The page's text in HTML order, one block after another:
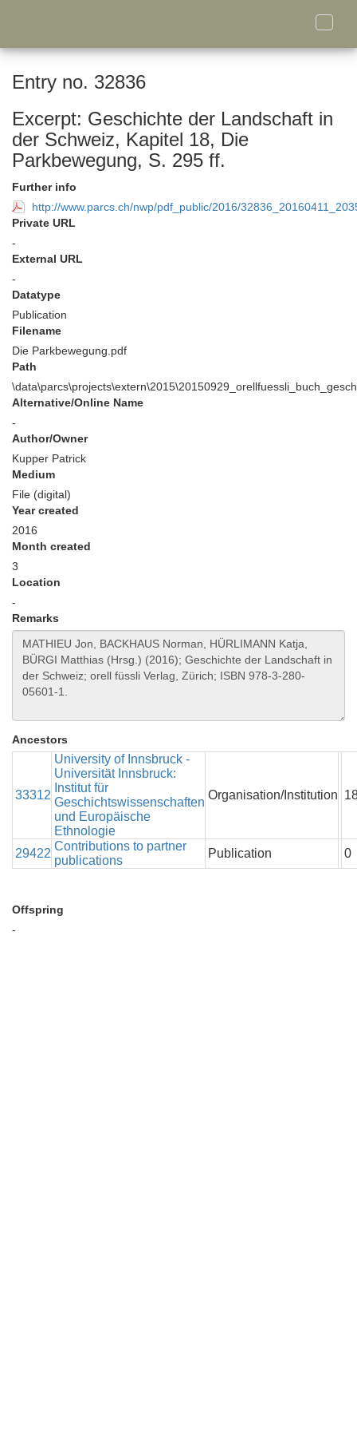
Toggle
Entry no. 32836
Excerpt: Geschichte der Landschaft in
der Schweiz, Kapitel 18, Die
Parkbewegung, S. 295 ff.
Further info
http://www.parcs.ch/nwp/pdf_public/2016/
Private URL
-
External URL
-
Datatype
Publication
Filename
Die Parkbewegung.pdf
Path
Alternative/Online Name
-
Author/Owner
Kupper Patrick
Medium
File (digital)
Year created
2016
Month created
3
Location
-
Remarks
Ancestors
33312
University of Innsbruck -
Universität Innsbruck:
Institut für
Geschichtswissenschaften
und Europäische
Ethnologie
Organisation/Institution
29422
Contributions to partner
publications
Publication 0
Offspring
-